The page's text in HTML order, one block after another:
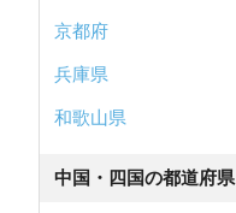
京都府
兵庫県
和歌山県
中国・四国の都道府県